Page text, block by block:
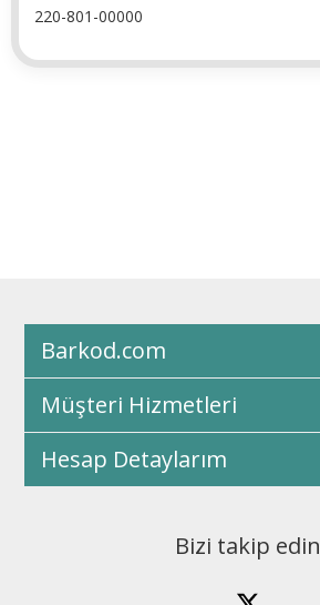
220-801-00000
Barkod.com
Müşteri Hizmetleri
Hesap Detaylarım
Bizi takip edin